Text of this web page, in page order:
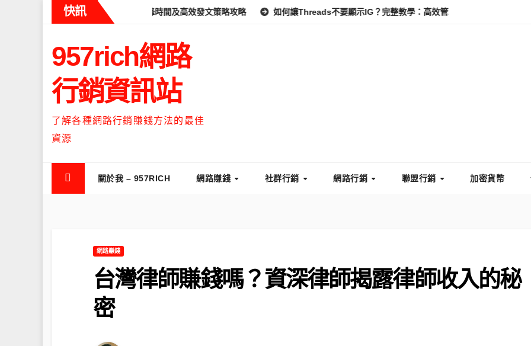
快訊
時候流量最高？流量高峰時間及高效發文策略攻略 如何讓Threads不要顯示IG？完整教學：高效管理你的線上隱私與數據安全
957rich網路
行銷資訊站
了解各種網路行銷賺錢方法的最佳
資源
關於我 – 957RICH 網路賺錢 社群行銷 網路行銷 聯盟行銷 加密貨幣
網路賺錢
台灣律師賺錢嗎？資深律師揭露律師收入的秘
密